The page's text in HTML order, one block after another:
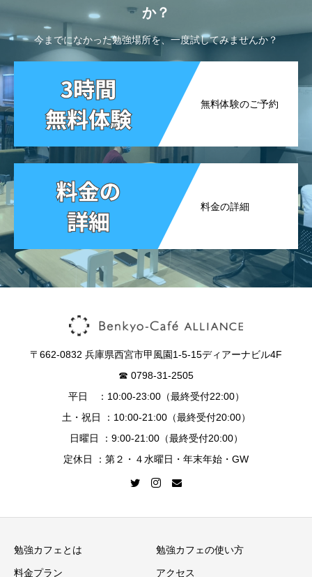
か？
今までになかった勉強場所を、一度試してみませんか？
無料体験のご予約
料金の詳細
〒662-0832 兵庫県西宮市甲風園1-5-15ディアーナビル4F
☎︎ 0798-31-2505
平日 ：10:00-23:00（最終受付22:00）
土・祝日 ：10:00-21:00（最終受付20:00）
日曜日 ：9:00-21:00（最終受付20:00）
定休日 ：第２・４水曜日・年末年始・GW
勉強カフェとは 勉強カフェの使い方
料金プラン アクセス